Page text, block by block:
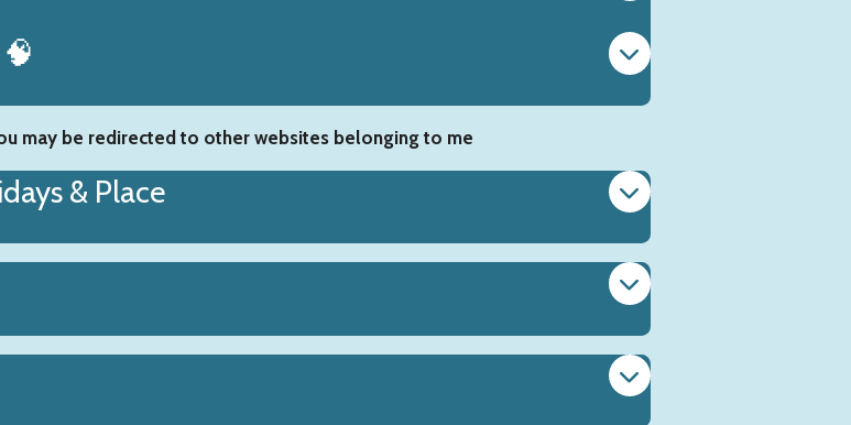
may be redirected to other websites belonging to me
& Place